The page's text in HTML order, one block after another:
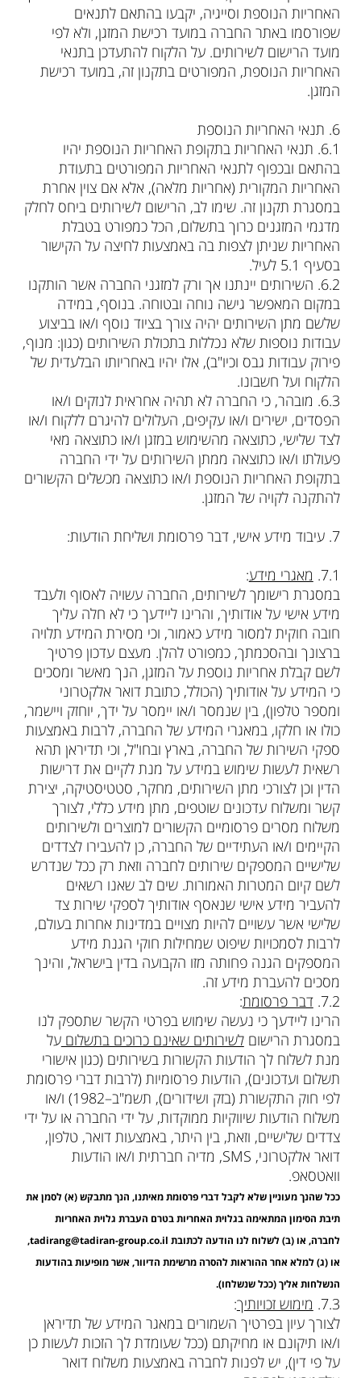
האחריות הנוספת וסייגיה, יקבעו בהתאם לתנאים
שפורסמו באתר החברה במועד רכישת המזגן, ולא לפי
מועד הרישום לשירותים. על הלקוח להתעדכן בתנאי
האחריות הנוספת, המפורטים בתקנון זה, במועד רכישת
המזגן.
6. תנאי האחריות הנוספת
‮ㅤㅤ1.6‬. תנאי האחריות בתקופת האחריות הנוספת יהיו
בהתאם ובכפוף לתנאי האחריות המפורטים בתעודת
האחריות המקורית (אחריות מלאה), אלא אם צוין אחרת
במסגרת תקנון זה. שימו לב, הרישום לשירותים ביחס לחלק
מדגמי המזגנים כרוך בתשלום, הכל כמפורט בטבלת
האחריות שניתן לצפות בה באמצעות לחיצה על הקישור
בסעיף 5.1 לעיל.
‮ㅤㅤ2.6‬. השירותים יינתנו אך ורק למזגני החברה אשר הותקנו
במקום המאפשר גישה נוחה ובטוחה. בנוסף, במידה
שלשם מתן השירותים יהיה צורך בציוד נוסף ו/או בביצוע
עבודות נוספות שלא נכללות בתכולת השירותים (כגון: מנוף,
פירוק עבודות גבס וכיו"ב), אלו יהיו באחריותו הבלעדית של
הלקוח ועל חשבונו.
‮ㅤㅤ3.6‬. מובהר, כי החברה לא תהיה אחראית לנזקים ו/או
הפסדים, ישירים ו/או עקיפים, העלולים להיגרם ללקוח ו/או
לצד שלישי, כתוצאה מהשימוש במזגן ו/או כתוצאה מאי
פעולתו ו/או כתוצאה ממתן השירותים על ידי החברה
בתקופת האחריות הנוספת ו/או כתוצאה מכשלים הקשורים
להתקנה לקויה של המזגן.
7. עיבוד מידע אישי, דבר פרסומת ושליחת הודעות:
ㅤㅤ1.7‬. מאגרי מידע:
במסגרת רישומך לשירותים, החברה עשויה לאסוף ולעבד
מידע אישי על אודותיך, והרינו ליידעך כי לא חלה עליך
חובה חוקית למסור מידע כאמור, וכי מסירת המידע תלויה
ברצונך ובהסכמתך, כמפורט להלן. מעצם עדכון פרטיך
לשם קבלת אחריות נוספת על המזגן, הנך מאשר ומסכים
כי המידע על אודותיך (הכולל, כתובת דואר אלקטרוני
ומספר טלפון), בין שנמסר ו/או יימסר על ידך, יוחזק ויישמר,
כולו או חלקו, במאגרי המידע של החברה, לרבות באמצעות
ספקי השירות של החברה, בארץ ובחו"ל, וכי תדיראן תהא
רשאית לעשות שימוש במידע על מנת לקיים את דרישות
הדין וכן לצורכי מתן השירותים, מחקר, סטטיסטיקה, יצירת
קשר ומשלוח עדכונים שוטפים, מתן מידע כללי, לצורך
משלוח מסרים פרסומיים הקשורים למוצרים ולשירותים
הקיימים ו/או העתידיים של החברה, כן להעבירו לצדדים
שלישיים המספקים שירותים לחברה וזאת רק ככל שנדרש
לשם קיום המטרות האמורות. שים לב שאנו רשאים
להעביר מידע אישי שנאסף אודותיך לספקי שירות צד
שלישי אשר עשויים להיות מצויים במדינות אחרות בעולם,
לרבות לסמכויות שיפוט שמחילות חוקי הגנת מידע
המספקים הגנה פחותה מזו הקבועה בדין בישראל, והינך
מסכים להעברת מידע זה.
‮ㅤㅤ2.7‬.דבר פרסומת:
הרינו ליידעך כי נעשה שימוש בפרטי הקשר שתספק לנו
במסגרת הרישוםלשירותים שאינם כרוכים בתשלוםעל
מנת לשלוח לך הודעות הקשורות בשירותים (כגון אישורי
תשלום ועדכונים), הודעות פרסומיות (לרבות דברי פרסומת
לפי חוק התקשורת (בזק ושידורים), תשמ"ב–1982) ו/או
משלוח הודעות שיווקיות ממוקדות, על ידי החברה או על ידי
צדדים שלישיים, וזאת, בין היתר, באמצעות דואר, טלפון,
דואר אלקטרוני, SMS, מדיה חברתית ו/או הודעות
וואטסאפ.
ככל שהנך מעוניין שלא לקבל דברי פרסומת מאיתנו, הנך מתבקש (א) לסמן את
תיבת הסימון המתאימה בגלוית האחריות בטרם העברת גלוית האחריות
לחברה, או (ב) לשלוח לנו הודעה לכתובת tadirang@tadiran-group.co.il,
או (ג) למלא אחר ההוראות להסרה מרשימת הדיוור, אשר מופיעות בהודעות
הנשלחות אליך (ככל שנשלחו).
‮ㅤㅤ3.7‬. מימוש זכויותיך:
לצורך עיון בפרטיך השמורים במאגר המידע של תדיראן
ו/או תיקונם או מחיקתם (ככל שעומדת לך הזכות לעשות כן
על פי דין), יש לפנות לחברה באמצעות משלוח דואר